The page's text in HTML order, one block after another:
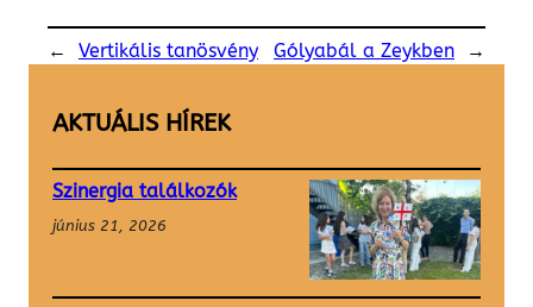
← Vertikális tanösvény Gólyabál a Zeykben →
AKTUÁLIS HÍREK
Szinergia találkozók
június 21, 2026